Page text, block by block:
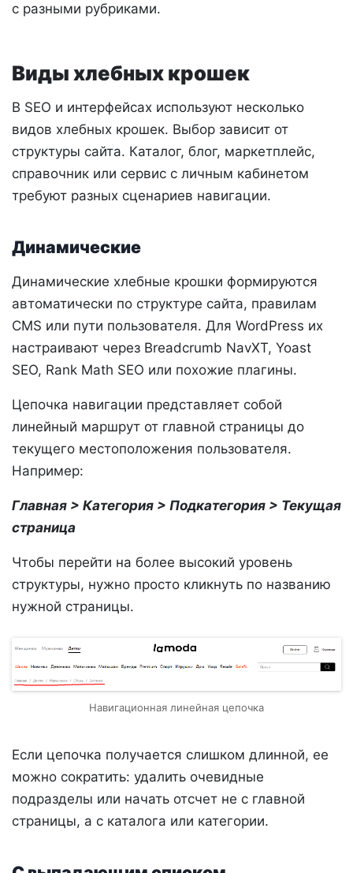
с разными рубриками.
Виды хлебных крошек
В SEO и интерфейсах используют несколько
видов хлебных крошек. Выбор зависит от
структуры сайта. Каталог, блог, маркетплейс,
справочник или сервис с личным кабинетом
требуют разных сценариев навигации.
Динамические
Динамические хлебные крошки формируются
автоматически по структуре сайта, правилам
CMS или пути пользователя. Для WordPress их
настраивают через Breadcrumb NavXT, Yoast
SEO, Rank Math SEO или похожие плагины.
Цепочка навигации представляет собой
линейный маршрут от главной страницы до
текущего местоположения пользователя.
Например:
Главная > Категория > Подкатегория > Текущая
страница
Чтобы перейти на более высокий уровень
структуры, нужно просто кликнуть по названию
нужной страницы.
Навигационная линейная цепочка
Если цепочка получается слишком длинной, ее
можно сократить: удалить очевидные
подразделы или начать отсчет не с главной
страницы, а с каталога или категории.